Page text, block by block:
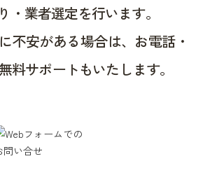
・業者選定を行います。
不安がある場合は、お電話・
料サポートもいたします。